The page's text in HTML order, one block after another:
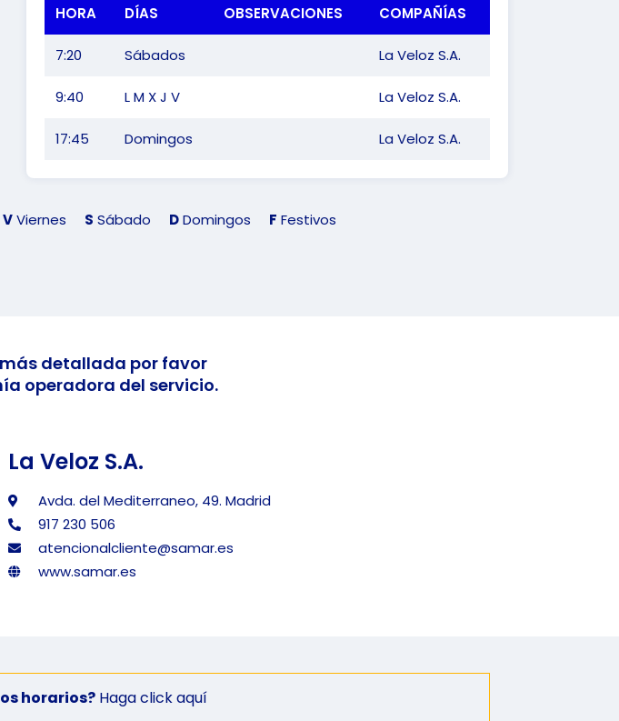
HORA DÍAS OBSERVACIONES COMPAÑÍAS
7:20 Sábados La Veloz S.A.
9:40 L M X J V La Veloz S.A.
17:45 Domingos La Veloz S.A.
VViernes S Sábado DDomingos F Festivos
detallada por favor
operadora del servicio.
La Veloz S.A.
Avda. del Mediterraneo, 49. Madrid
917 230 506
atencionalcliente@samar.es
www.samar.es
horarios? Haga click aquí